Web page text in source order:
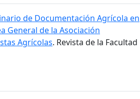
de Documentación Agrícola en
General de la Asociación
Agrícolas. Revista de la Facultad